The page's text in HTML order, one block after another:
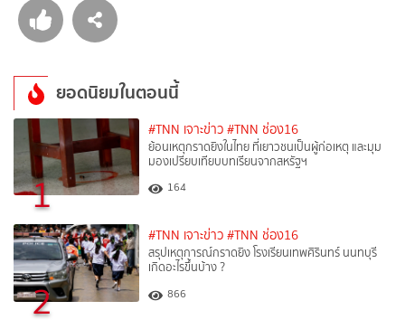
ยอดนิยมในตอนนี้
1
#TNN เจาะข่าว #TNN ช่อง16
ย้อนเหตุกราดยิงในไทย ที่เยาวชนเป็นผู้ก่อเหตุ และมุม
มองเปรียบเทียบบทเรียนจากสหรัฐฯ
164
2
#TNN เจาะข่าว #TNN ช่อง16
สรุปเหตุการณ์กราดยิง โรงเรียนเทพศิรินทร์ นนทบุรี
เกิดอะไรขึ้นบ้าง ?
866